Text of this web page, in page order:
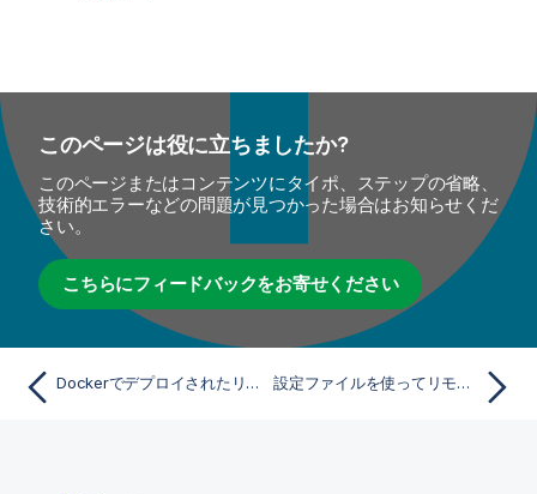
このページは役に立ちましたか?
このページまたはコンテンツにタイポ、ステップの省略、
技術的エラーなどの問題が見つかった場合はお知らせくだ
さい。
こちらにフィードバックをお寄せください
Dockerでデプロイされたリモート収集サーバーをアップグレード 設定ファイルを使ってリモート収集サーバーを設定